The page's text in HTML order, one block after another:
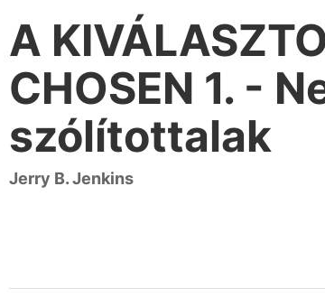
A
CHOSEN 1. -
szólítottalak
Jerry B. Jenkins